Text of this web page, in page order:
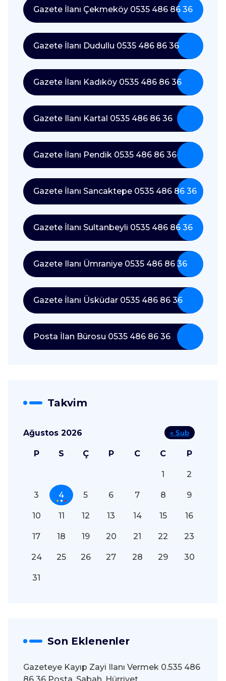
Gazete İlanı Çekmeköy 0535 486 86 36
Gazete İlanı Dudullu 0535 486 86 36
Gazete İlanı Kadıköy 0535 486 86 36
Gazete Ilanı Kartal 0535 486 86 36
Gazete İlanı Pendik 0535 486 86 36
Gazete İlanı Sancaktepe 0535 486 86 36
Gazete İlanı Sultanbeyli 0535 486 86 36
Gazete Ilanı Ümraniye 0535 486 86 36
Gazete İlanı Üsküdar 0535 486 86 36
Posta İlan Bürosu 0535 486 86 36
Takvim
Ağustos 2026
P S Ç P C C P
1 2
3 4 5 6 7 8 9
10 11 12 13 14 15 16
17 18 19 20 21 22 23
24 25 26 27 28 29 30
31
« Şub
Son Eklenenler
Gazeteye Kayıp Zayi Ilanı Vermek 0.535 486